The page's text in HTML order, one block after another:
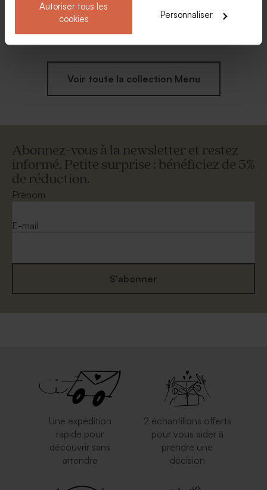
Autoriser tous les
cookies
Personnaliser
Carte menu mariage
couronne végétale sauvage
eucalyptus et dorure
Voir toute la collection Menu
Abonnez-vous à la newsletter et restez
informé. Petite surprise : bénéficiez de 5%
de réduction.
Prénom
E-mail
S'abonner
Une expédition
rapide pour
découvrir sans
attendre
2 échantillons offerts
pour vous aider à
prendre une
décision